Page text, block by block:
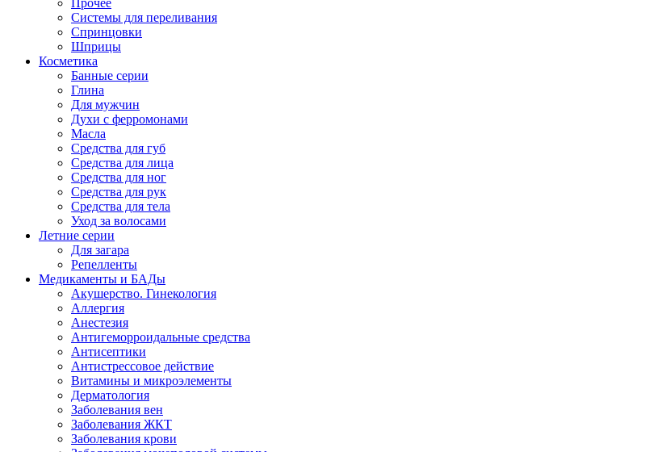
Прочее
Системы для переливания
Спринцовки
Шприцы
Косметика
Банные серии
Глина
Для мужчин
Духи с ферромонами
Масла
Средства для губ
Средства для лица
Средства для ног
Средства для рук
Средства для тела
Уход за волосами
Летние серии
Для загара
Репелленты
Медикаменты и БАДы
Акушерство. Гинекология
Аллергия
Анестезия
Антигеморроидальные средства
Антисептики
Антистрессовое действие
Витамины и микроэлементы
Дерматология
Заболевания вен
Заболевания ЖКТ
Заболевания крови